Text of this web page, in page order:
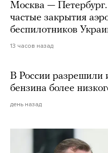
Москва —
частые закрытия
беспилотников
13 часов назад
В России разрешили
бензина более
день назад